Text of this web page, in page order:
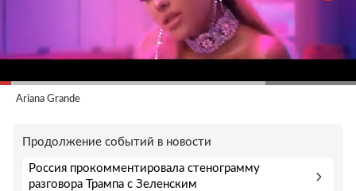
Ariana Grande
Продолжение событий в новости
Россия прокомментировала стенограмму
разговора Трампа с Зеленским